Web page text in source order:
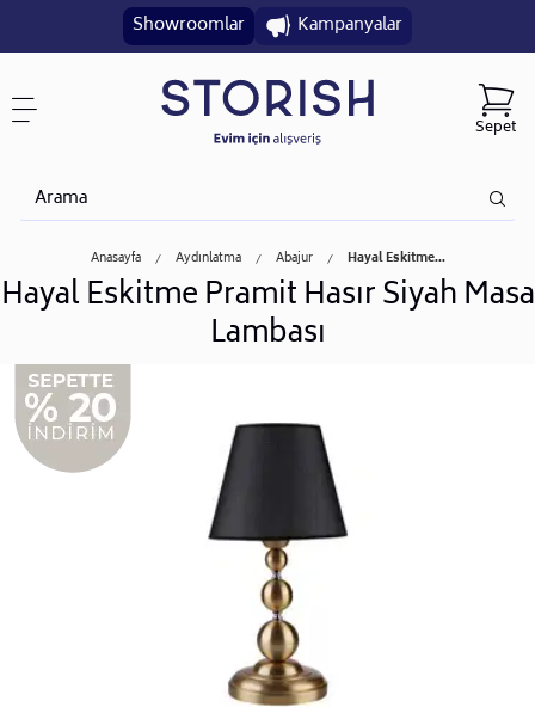
Showroomlar Kampanyalar
Sepet
Anasayfa Aydınlatma Abajur Hayal Eskitme...
Hayal Eskitme Pramit Hasır Siyah Masa
Lambası